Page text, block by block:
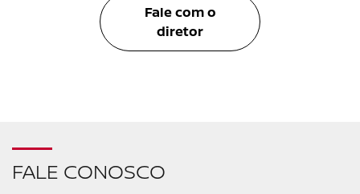
Fale com o
diretor
FALE CONOSCO